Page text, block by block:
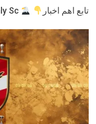
تابع اهم اخبار